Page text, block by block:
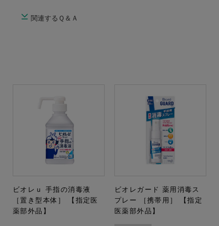
関連するＱ＆Ａ
ビオレｕ 手指の消毒液
［置き型本体］ 【指定医
薬部外品】
ビオレガード 薬用消毒ス
プレー ［携帯用］ 【指定
医薬部外品】